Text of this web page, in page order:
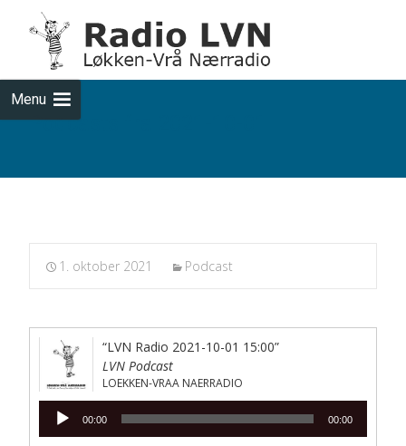
Menu
Podcasts fra 2021-10-01
1. oktober 2021 Podcast
“LVN Radio 2021-10-01 15:00”
LVN Podcast
LOEKKEN-VRAA NAERRADIO
Lydafspiller
00:00 00:00